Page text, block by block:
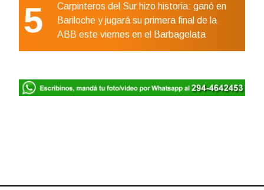
5
Carpinteros del Sur hizo historia: ganó en
Bariloche y jugará su primera final de la
ABB este viernes en el Barbagelata